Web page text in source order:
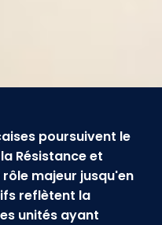
poursuivent le
Résistance et
majeur jusqu'en
reflètent la
unités ayant